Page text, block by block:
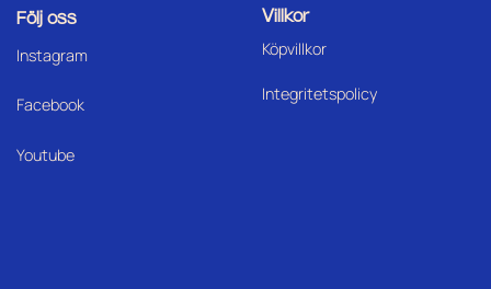
Följ oss
Instagram
Facebook
Youtube
Villkor
Köpvillkor
Integritetspolicy